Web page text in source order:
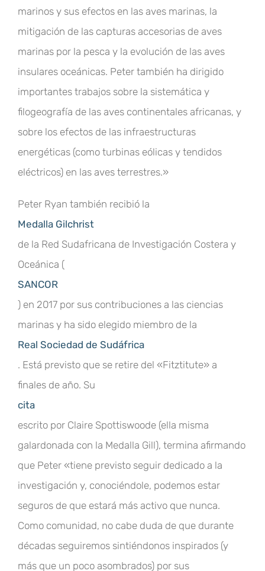
marinos y sus efectos en las aves marinas, la
mitigación de las capturas accesorias de aves
marinas por la pesca y la evolución de las aves
insulares oceánicas. Peter también ha dirigido
importantes trabajos sobre la sistemática y
filogeografía de las aves continentales africanas, y
sobre los efectos de las infraestructuras
energéticas (como turbinas eólicas y tendidos
eléctricos) en las aves terrestres.»
Peter Ryan también recibió la
Medalla Gilchrist
de la Red Sudafricana de Investigación Costera y
Oceánica (
SANCOR
) en 2017 por sus contribuciones a las ciencias
marinas y ha sido elegido miembro de la
Real Sociedad de Sudáfrica
. Está previsto que se retire del «Fitztitute» a
finales de año. Su
cita
escrito por Claire Spottiswoode (ella misma
galardonada con la Medalla Gill), termina afirmando
que Peter «tiene previsto seguir dedicado a la
investigación y, conociéndole, podemos estar
seguros de que estará más activo que nunca.
Como comunidad, no cabe duda de que durante
décadas seguiremos sintiéndonos inspirados (y
más que un poco asombrados) por sus